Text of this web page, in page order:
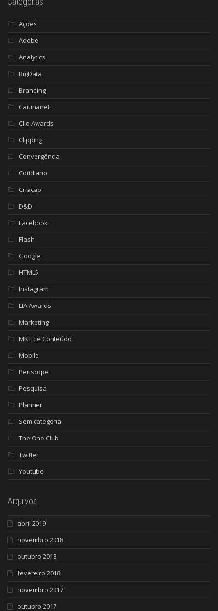
Ações
Adobe
Analytics
BigData
Branding
Caiunanet
Clio Awards
Clipping
Convergência
Cotidiano
Criação
D&D
Facebook
Flash
Google
HTML5
Instagram
LIA Awards
Marketing
MKT de Conteúdo
Mobile
Periscope
Pesquisa
Planner
Sem categoria
The One Club
Twitter
Youtube
Arquivos
abril 2019
novembro 2018
outubro 2018
fevereiro 2018
novembro 2017
outubro 2017